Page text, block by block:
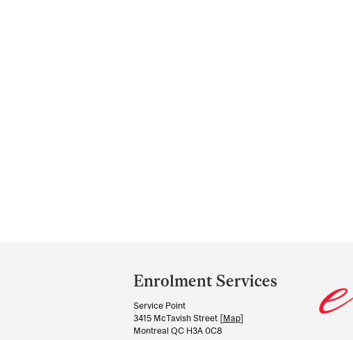
and
University
Information
Enrolment Services
Service Point
3415 McTavish Street [Map]
Montreal QC H3A 0C8